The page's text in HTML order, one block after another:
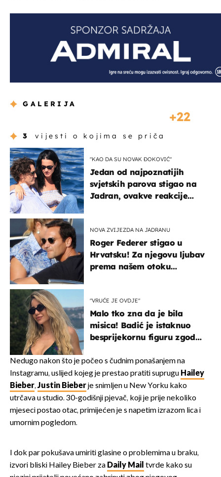
GALERIJA
22
3 vijesti o kojima se priča
"KAO DA SU NOVAK ĐOKOVIĆ"
Jedan od najpoznatijih
svjetskih parova stigao na
Jadran, ovakve reakcije
NOVA ZVIJEZDA NA JADRANU
Roger Federer stigao u
Hrvatsku! Za njegovu ljubav
prema našem otoku
"VRUĆE JE OVDJE"
Malo tko zna da je bila
misica! Badić je istaknuo
besprijekornu figuru zgodne
Nedugo nakon što je počeo s čudnim ponašanjem na
Instagramu, uslijed kojeg je prestao pratiti suprugu Hailey
Bieber,Justin Bieberje snimljen u New Yorku kako
utrčava u studio. 30-godišnji pjevač, koji je prije nekoliko
mjeseci postao otac, primijećen je s napetim izrazom lica i
umornim pogledom.
I dok par pokušava umiriti glasine o problemima u braku,
izvori bliski Hailey Bieber za Daily Mail tvrde kako su